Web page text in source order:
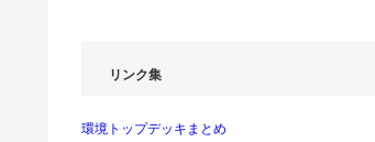
リンク集
環境トップデッキまとめ